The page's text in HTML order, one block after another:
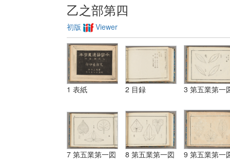
乙之部第四
初版 Viewer
1 表紙 2 目録 3 第五業第一
7 第五業第一図 8 第五業第一図 9 第五業第一